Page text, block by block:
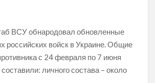
ВСУ обнародовал обновленные
российских войск в Украине. Общие
с 24 февраля по 7 июня
личного состава – около